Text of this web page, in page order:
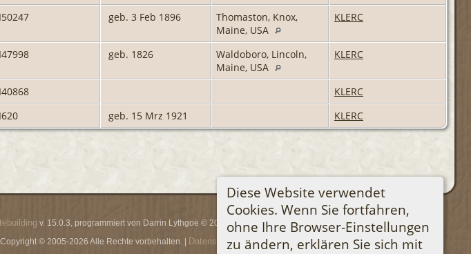
Diese Website verwendet
Cookies. Wenn Sie fortfahren,
ohne Ihre Browser-Einstellungen
zu ändern, erklären Sie sich mit
I50247 geb. 3 Feb 1896
Thomaston, Knox,
Maine, USA
KLERC
I47998 geb. 1826
Waldoboro, Lincoln,
Maine, USA
KLERC
I40868
KLERC
I620 geb. 15 Mrz 1921 KLERC
v. 15.0.3, programmiert von Darrin Lythgoe © 2001-2026.
Copyright © 2005-2026 Alle Rechte vorbehalten. | Datenschutzerklärung .